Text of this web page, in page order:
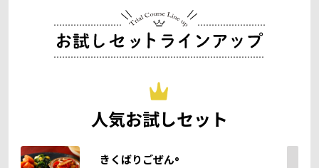
人気お試しセット
きくばりごぜん®